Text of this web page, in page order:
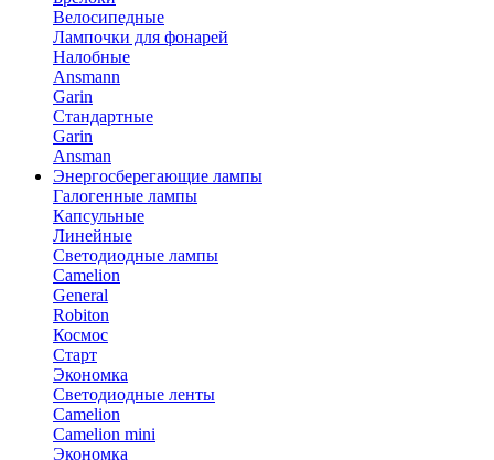
Велосипедные
Лампочки для фонарей
Налобные
Ansmann
Garin
Стандартные
Garin
Ansman
Энергосберегающие лампы
Галогенные лампы
Капсульные
Линейные
Светодиодные лампы
Camelion
General
Robiton
Космос
Старт
Экономка
Светодиодные ленты
Camelion
Camelion mini
Экономка